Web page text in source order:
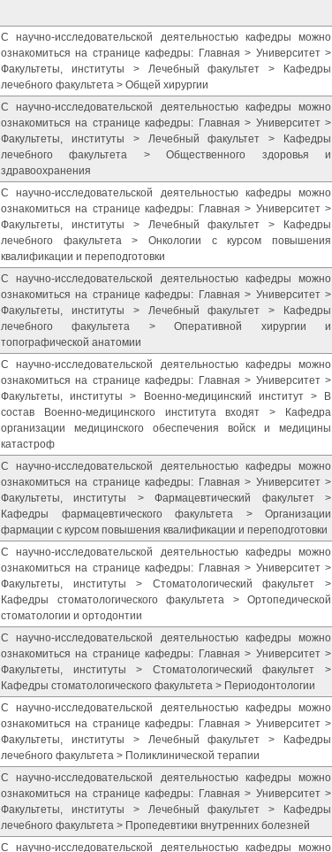
С научно-исследовательской деятельностью кафедры можно
ознакомиться на странице кафедры: Главная > Университет >
Факультеты, институты > Лечебный факультет > Кафедры
лечебного факультета > Общей хирургии
С научно-исследовательской деятельностью кафедры можно
ознакомиться на странице кафедры: Главная > Университет >
Факультеты, институты > Лечебный факультет > Кафедры
лечебного факультета > Общественного здоровья и
здравоохранения
С научно-исследовательской деятельностью кафедры можно
ознакомиться на странице кафедры: Главная > Университет >
Факультеты, институты > Лечебный факультет > Кафедры
лечебного факультета > Онкологии с курсом повышения
квалификации и переподготовки
С научно-исследовательской деятельностью кафедры можно
ознакомиться на странице кафедры: Главная > Университет >
Факультеты, институты > Лечебный факультет > Кафедры
лечебного факультета > Оперативной хирургии и
топографической анатомии
С научно-исследовательской деятельностью кафедры можно
ознакомиться на странице кафедры: Главная > Университет >
Факультеты, институты > Военно-медицинский институт > В
состав Военно-медицинского института входят > Кафедра
организации медицинского обеспечения войск и медицины
катастроф
С научно-исследовательской деятельностью кафедры можно
ознакомиться на странице кафедры: Главная > Университет >
Факультеты, институты > Фармацевтический факультет >
Кафедры фармацевтического факультета > Организации
фармации с курсом повышения квалификации и переподготовки
С научно-исследовательской деятельностью кафедры можно
ознакомиться на странице кафедры: Главная > Университет >
Факультеты, институты > Стоматологический факультет >
Кафедры стоматологического факультета > Ортопедической
стоматологии и ортодонтии
С научно-исследовательской деятельностью кафедры можно
ознакомиться на странице кафедры: Главная > Университет >
Факультеты, институты > Стоматологический факультет >
Кафедры стоматологического факультета > Периодонтологии
С научно-исследовательской деятельностью кафедры можно
ознакомиться на странице кафедры: Главная > Университет >
Факультеты, институты > Лечебный факультет > Кафедры
лечебного факультета > Поликлинической терапии
С научно-исследовательской деятельностью кафедры можно
ознакомиться на странице кафедры: Главная > Университет >
Факультеты, институты > Лечебный факультет > Кафедры
лечебного факультета > Пропедевтики внутренних болезней
С научно-исследовательской деятельностью кафедры можно